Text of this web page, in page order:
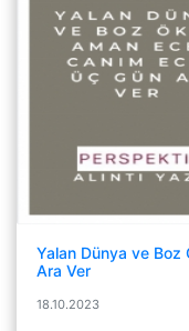
Yalan Dünya ve Boz
Ara Ver
18.10.2023